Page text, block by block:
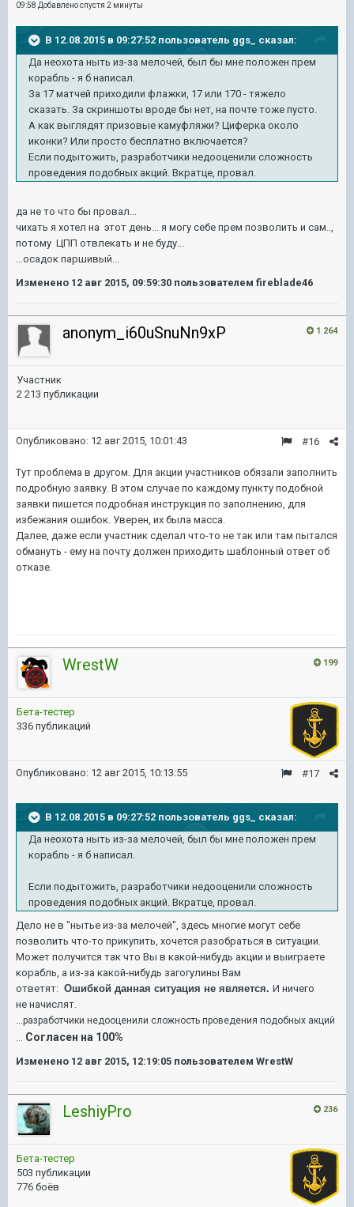
09:58 Добавлено спустя 2 минуты
В 12.08.2015 в 09:27:52 пользователь ggs_ сказал:
Да неохота ныть из-за мелочей, был бы мне положен прем
корабль - я б написал.
За 17 матчей приходили флажки, 17 или 170 - тяжело
сказать. За скриншоты вроде бы нет, на почте тоже пусто.
А как выглядят призовые камуфляжи? Циферка около
иконки? Или просто бесплатно включается?
Если подытожить, разработчики недооценили сложность
проведения подобных акций. Вкратце, провал.
да не то что бы провал...
чихать я хотел на этот день... я могу себе прем позволить и сам..,
потому ЦПП отвлекать и не буду...
...осадок паршивый...
Изменено 12 авг 2015, 09:59:30 пользователем fireblade46
1 264
anonym_i60uSnuNn9xP
Участник
2 213 публикации
#16
Опубликовано: 12 авг 2015, 10:01:43
Тут проблема в другом. Для акции участников обязали заполнить
подробную заявку. В этом случае по каждому пункту подобной
заявки пишется подробная инструкция по заполнению, для
избежания ошибок. Уверен, их была масса.
Далее, даже если участник сделал что-то не так или там пытался
обмануть - ему на почту должен приходить шаблонный ответ об
отказе.
199
WrestW
Бета-тестер
336 публикаций
#17
Опубликовано: 12 авг 2015, 10:13:55
В 12.08.2015 в 09:27:52 пользователь ggs_ сказал:
Да неохота ныть из-за мелочей, был бы мне положен прем
корабль - я б написал.
Если подытожить, разработчики недооценили сложность
проведения подобных акций. Вкратце, провал.
Дело не в "нытье из-за мелочей", здесь многие могут себе
позволить что-то прикупить, хочется разобраться в ситуации.
Может получится так что Вы в какой-нибудь акции и выиграете
корабль, а из-за какой-нибудь загогулины Вам
ответят: Ошибкой данная ситуация не является. И ничего
не начислят.
...разработчики недооценили сложность проведения подобных акций
... Согласен на 100%
Изменено 12 авг 2015, 12:19:05 пользователем WrestW
236
LeshiyPro
Бета-тестер
503 публикации
776 боёв